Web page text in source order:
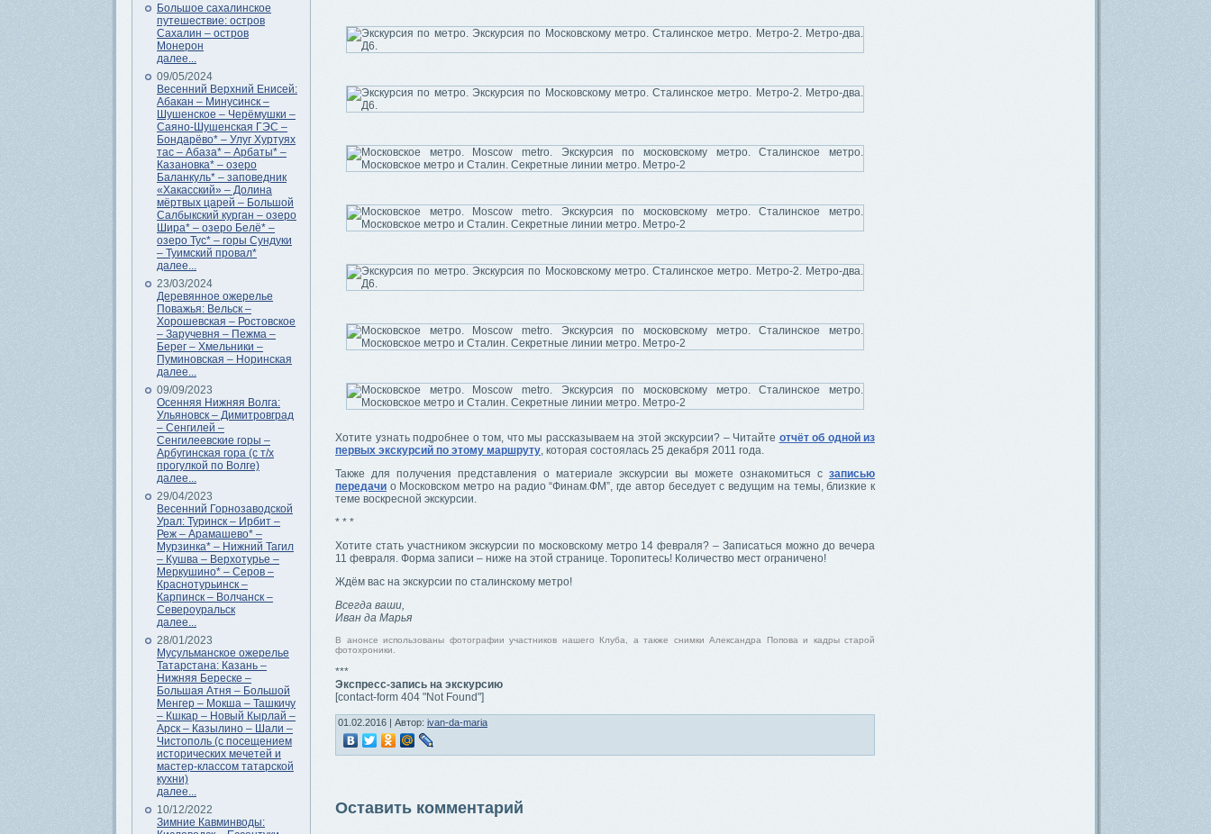
Большое сахалинское
путешествие: остров
Сахалин – остров
Монерон
далее...
09/05/2024
Весенний Верхний Енисей:
Абакан – Минусинск –
Шушенское – Черёмушки –
Саяно-Шушенская ГЭС –
Бондарёво* – Улуг Хуртуях
тас – Абаза* – Арбаты* –
Казановка* – озеро
Баланкуль* – заповедник
«Хакасский» – Долина
мёртвых царей – Большой
Салбыкский курган – озеро
Шира* – озеро Белё* –
озеро Тус* – горы Сундуки
– Туимский провал*
далее...
23/03/2024
Деревянное ожерелье
Поважья: Вельск –
Хорошевская – Ростовское
– Заручевня – Пежма –
Берег – Хмельники –
Пуминовская – Норинская
далее...
09/09/2023
Осенняя Нижняя Волга:
Ульяновск – Димитровград
– Сенгилей –
Сенгилеевские горы –
Арбугинская гора (с т/х
прогулкой по Волге)
далее...
29/04/2023
Весенний Горнозаводской
Урал: Туринск – Ирбит –
Реж – Арамашево* –
Мурзинка* – Нижний Тагил
– Кушва – Верхотурье –
Меркушино* – Серов –
Краснотурьинск –
Карпинск – Волчанск –
Североуральск
далее...
28/01/2023
Мусульманское ожерелье
Татарстана: Казань –
Нижняя Береске –
Большая Атня – Большой
Менгер – Мокша – Ташкичу
– Кшкар – Новый Кырлай –
Арск – Казылино – Шали –
Чистополь (с посещением
исторических мечетей и
мастер-классом татарской
кухни)
далее...
10/12/2022
Зимние Кавминводы:
Хотите узнать подробнее о том, что мы рассказываем на этой экскурсии? – Читайте отчёт об одной из
первых экскурсий по этому маршруту, которая состоялась 25 декабря 2011 года.
Также для получения представления о материале экскурсии вы можете ознакомиться с записью
передачи о Московском метро на радио “Финам.ФМ”, где автор беседует с ведущим на темы, близкие к
теме воскресной экскурсии.
* * *
Хотите стать участником экскурсии по московскому метро 14 февраля? – Записаться можно до вечера
11 февраля. Форма записи – ниже на этой странице. Торопитесь! Количество мест ограничено!
Ждём вас на экскурсии по сталинскому метро!
Всегда ваши,
Иван да Марья
В анонсе использованы фотографии участников нашего Клуба, а также снимки Александра Попова и кадры старой
фотохроники.
***
Экспресс-запись на экскурсию
[contact-form 404 "Not Found"]
01.02.2016 | Автор: ivan-da-maria
Оставить комментарий